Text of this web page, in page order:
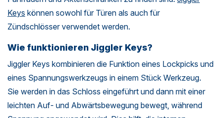
Keys können sowohl für Türen als auch für
Zündschlösser verwendet werden.
Wie funktionieren Jiggler Keys?
Jiggler Keys kombinieren die Funktion eines Lockpicks und
eines Spannungswerkzeugs in einem Stück Werkzeug.
Sie werden in das Schloss eingeführt und dann mit einer
leichten Auf- und Abwärtsbewegung bewegt, während